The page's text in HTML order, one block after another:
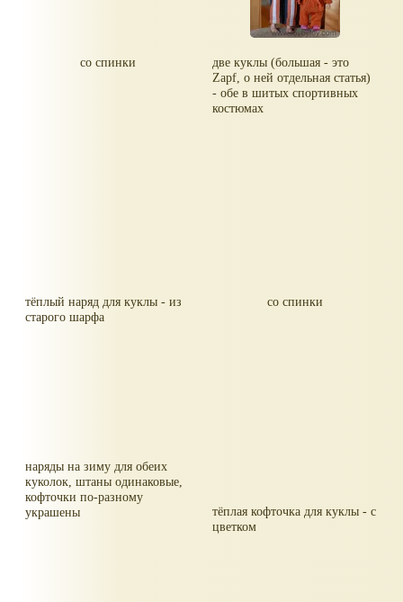
со спинки
две куклы (большая - это
Zapf, о ней отдельная статья)
- обе в шитых спортивных
костюмах
тёплый наряд для куклы - из
старого шарфа
со спинки
наряды на зиму для обеих
куколок, штаны одинаковые,
кофточки по-разному
украшены
тёплая кофточка для куклы - с
цветком